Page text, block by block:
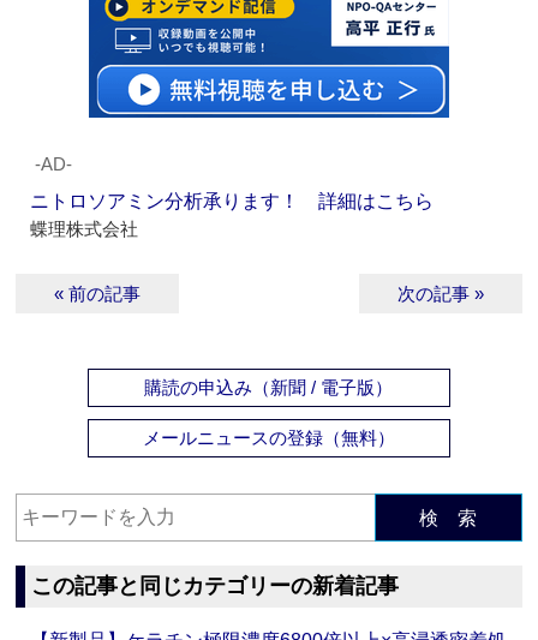
‐AD‐
ニトロソアミン分析承ります！ 詳細はこちら
蝶理株式会社
« 前の記事 次の記事 »
購読の申込み（新聞 / 電子版）
メールニュースの登録（無料）
検 索
この記事と同じカテゴリーの新着記事